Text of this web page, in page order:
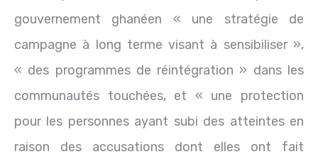
gouvernement ghanéen « une stratégie de
campagne à long terme visant à sensibiliser »,
« des programmes de réintégration » dans les
communautés touchées, et « une protection
pour les personnes ayant subi des atteintes en
raison des accusations dont elles ont fait